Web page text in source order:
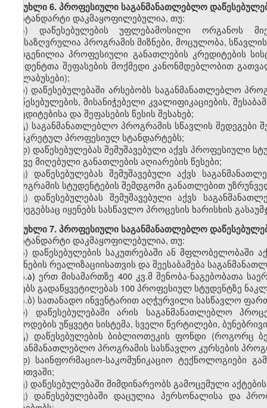
მუხლი6. პროფესიული საგანმანათლებლო
სტანდარტი დაკმაყოფილებულია, თუ:
ა)
დაწესებულებისუფლებამოსილი ორგანოს
განსაზღვრულია პროგრამის მიზნები, მოცულობა,
შედგენილიაპროფესიული განათლების კრედიტების
სტუდენტთა შეფასების მოქმედი კანონმდებლობით
(სილაბუსები);
ბ) დაწესებულებაში არსებობს საგანმანათლებლო
დაწესებულების, მისანიჭებელი კვალიფიკაციების,
კრედიტებისა და შეფასების წესის შესახებ;
გ) საგანმანათლებლო პროგრამის სწავლის შედეგები
კონკრეტულპროფესიულ სტანდარტებს;
დ) დაწესებულებას შემუშავებული აქვს პროფესიული
ასევე მიღებული განათლების აღიარების წესები;
ე) დაწესებულებას შემუშავებული აქვს
პროგრამის სტუდენტების შემდგომი განათლებით
ვ) დაწესებულებას შემუშავებული აქვს
შედეგებსაც იყენებს სასწავლო პროცესის ხარისხის
მუხლი7. პროფესიული საგანმანათლებლო
სტანდარტი დაკმაყოფილებულია, თუ:
ა) დაწესებულების საკუთრებაში ან მფლობელობაში
მიზნების რეალიზაციისათვის და შეესაბამება
ა.ა) ერთ მისამართზე 400 კვ.მ შენობა-ნაგებობათა
იღებს გადაწყვეტილებას 100პროფესიულ სტუდენტზე
ა.ბ) სათანადო ინვენტარით აღჭურვილი სასწავლო
ბ)
დაწესებულებაში არის საგანმანათლებლო
მიწოდების უწყვეტი სისტემა, სველი წერტილები,
გ) დაწესებულების ბიბლიოთეკის ფონდი (როგორც
საგანმანათლებლო პროგრამის სასწავლო კურსების
დ) საინფორმაციო-საკომუნიკაციო ტექნოლოგიები
მართვაში;
ე) დაწესებულებაში მიმდინარეობს გამოცემული
ვ) დაწესებულებაში დაცულია პერსონალისა და